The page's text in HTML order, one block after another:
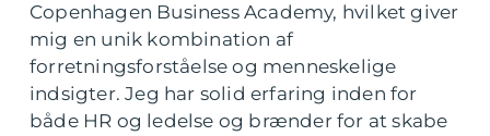
Copenhagen Business Academy, hvilket giver
mig en unik kombination af
forretningsforståelse og menneskelige
indsigter. Jeg har solid erfaring inden for
både HR og ledelse og brænder for at skabe